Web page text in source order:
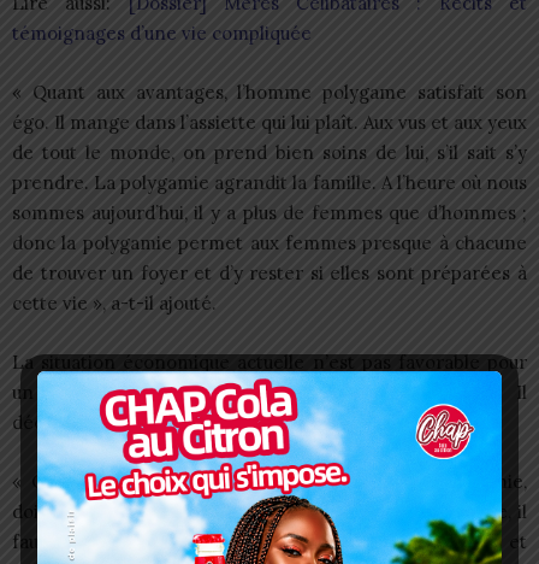
témoignages d’une vie compliquée
« Quant aux avantages, l’homme polygame satisfait son
égo. Il mange dans l’assiette qui lui plaît. Aux vus et aux yeux
de tout le monde, on prend bien soins de lui, s’il sait s’y
prendre. La polygamie agrandit la famille. A l’heure où nous
sommes aujourd’hui, il y a plus de femmes que d’hommes ;
donc la polygamie permet aux femmes presque à chacune
de trouver un foyer et d’y rester si elles sont préparées à
cette vie », a-t-il ajouté.
La situation économique actuelle n’est pas favorable pour
un jeune homme d’être polygame selon Laurent. Il
déconseille les jeunes hommes à faire ce choix.
« Ceux qui voudraient bien se lancer dans la polygamie,
doivent d’abord réfléchir, parce que pour être polygame, il
faut avoir de la poitrine ; être moralement et